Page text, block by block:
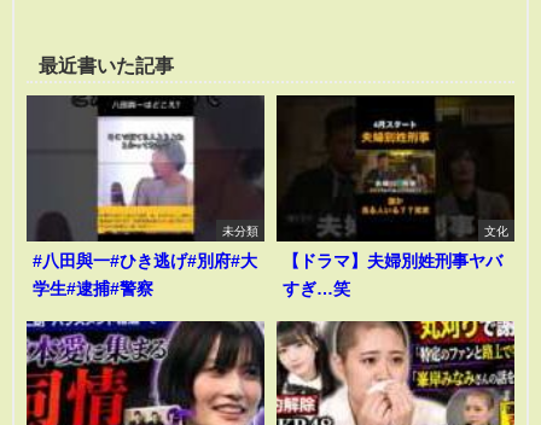
最近書いた記事
未分類
#八田與一#ひき逃げ#別府#大
学生#逮捕#警察
文化
【ドラマ】夫婦別姓刑事ヤバ
すぎ…笑